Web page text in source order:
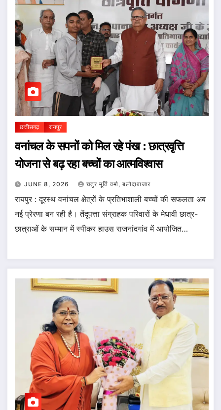
छत्तीसगढ़ रायपुर
वनांचल के सपनों को मिल रहे पंख : छात्रवृत्ति
योजना से बढ़ रहा बच्चों का आत्मविश्वास
JUNE 8, 2026 चतुर मूर्ति वर्मा, बलौदाबाजार
रायपुर : दूरस्थ वनांचल क्षेत्रों के प्रतिभाशाली बच्चों की सफलता अब
नई प्रेरणा बन रही है। तेंदूपत्ता संग्राहक परिवारों के मेधावी छात्र-
छात्राओं के सम्मान में स्पीकर हाउस राजनांदगांव में आयोजित…